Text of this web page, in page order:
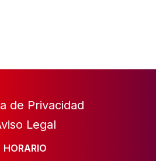
de Privacidad
Legal
HORARIO